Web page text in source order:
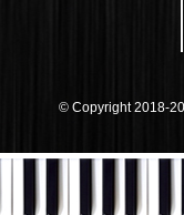
© Copyright 2018-